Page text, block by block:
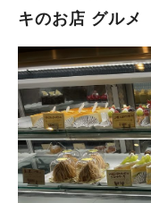
い上に、肉厚かつ脂タ
酒屋さんなので当然、
ューになくても、 追加料金を少し払えば酒屋コーナーの商品棚
に並んでいるお酒を買って、 座席で飲むことが
回はマスターイチオシ
の地酒で、なんでもマ
う。 なので思い入れが一入だそうです。 もちろん、他にも色々
な種類の日本酒の取り扱いがあり
に、 スーパーや普通の居酒屋ではお目にかかれないようなレア
キのお店 グルメ